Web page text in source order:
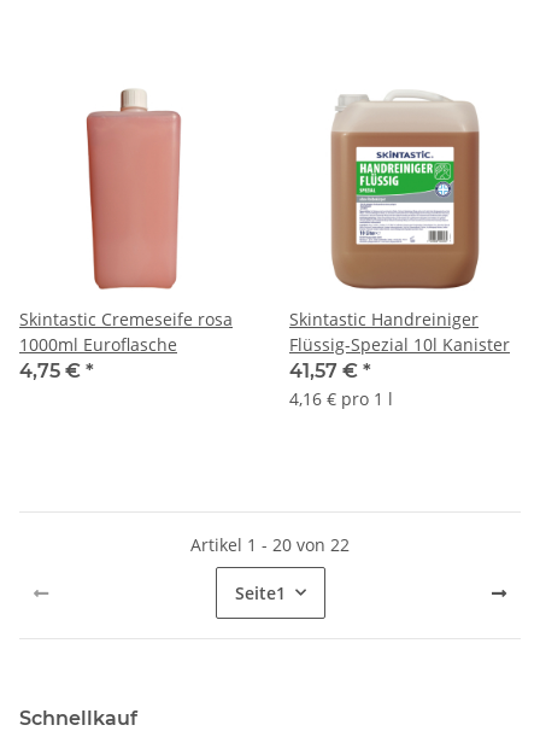
Skintastic Cremeseife rosa
1000ml Euroflasche
4,75 € *
Skintastic Handreiniger
Flüssig-Spezial 10l Kanister
41,57 € *
4,16 € pro 1 l
Artikel 1 - 20 von 22
Seite1
Schnellkauf